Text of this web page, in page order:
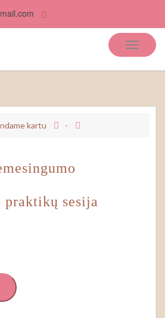
kartu -
praktikų sesija